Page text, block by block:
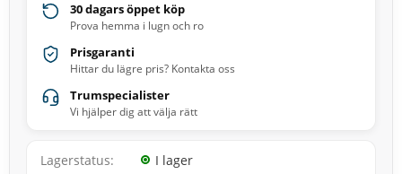
30 dagars öppet köp
Prova hemma i lugn och ro
Prisgaranti
Hittar du lägre pris? Kontakta oss
Trumspecialister
Vi hjälper dig att välja rätt
Lagerstatus
I lager